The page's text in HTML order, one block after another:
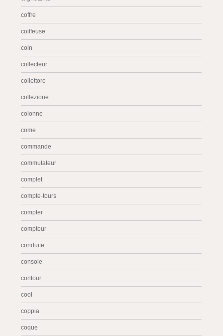
coffre
coiffeuse
coin
collecteur
collettore
collezione
colonne
come
commande
commutateur
complet
compte-tours
compter
compteur
conduite
console
contour
cool
coppia
coque